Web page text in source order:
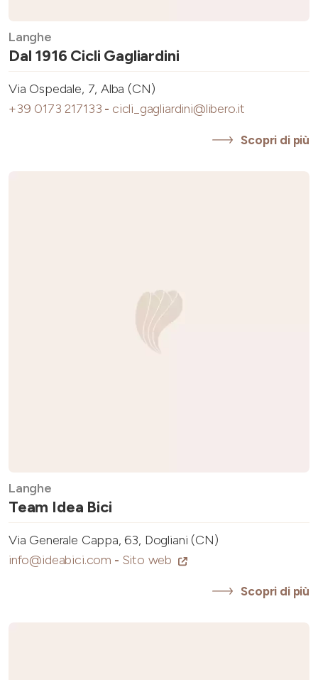
Langhe
Dal 1916 Cicli Gagliardini
Via Ospedale, 7, Alba (CN)
+39 0173 217133 - cicli_gagliardini@libero.it
Scopri di più
Langhe
Team Idea Bici
Via Generale Cappa, 63, Dogliani (CN)
info@ideabici.com - Sito web
Scopri di più